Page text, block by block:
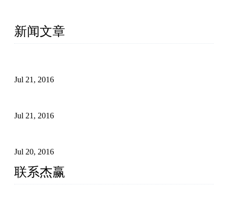
新闻文章
Jul 21, 2016
Jul 21, 2016
Jul 20, 2016
联系杰赢